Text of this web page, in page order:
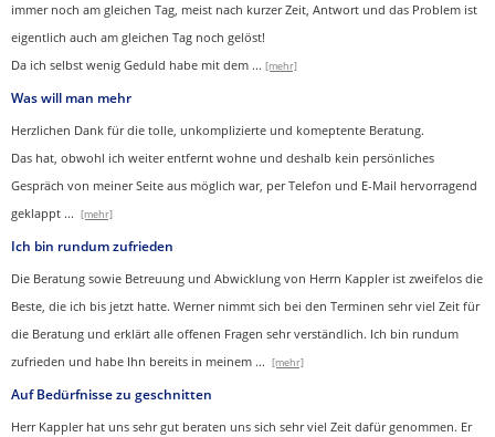
immer noch am gleichen Tag, meist nach kurzer Zeit, Antwort und das Problem ist
eigentlich auch am gleichen Tag noch gelöst!
Da ich selbst wenig Geduld habe mit dem ... [mehr]
Was will man mehr
Herzlichen Dank für die tolle, unkomplizierte und komeptente Beratung.
Das hat, obwohl ich weiter entfernt wohne und deshalb kein persönliches
Gespräch von meiner Seite aus möglich war, per Telefon und E-Mail hervorragend
geklappt ... [mehr]
Ich bin rundum zufrieden
Die Beratung sowie Betreuung und Abwicklung von Herrn Kappler ist zweifelos die
Beste, die ich bis jetzt hatte. Werner nimmt sich bei den Terminen sehr viel Zeit für
die Beratung und erklärt alle offenen Fragen sehr verständlich. Ich bin rundum
zufrieden und habe Ihn bereits in meinem ... [mehr]
Auf Bedürfnisse zu geschnitten
Herr Kappler hat uns sehr gut beraten uns sich sehr viel Zeit dafür genommen. Er